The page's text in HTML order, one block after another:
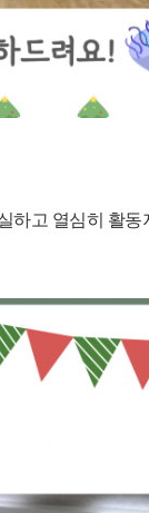
하고 열심히 활